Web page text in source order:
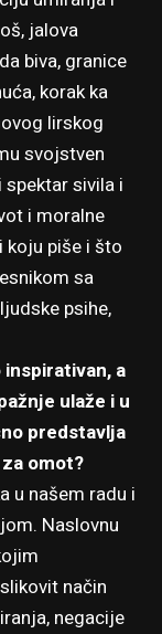
jalova
biva, granice
korak ka
lirskog
svojstven
sivila i
i moralne
koju piše i što
sa
psihe,
a
ulaže i u
predstavlja
omot?
u našem radu i
Naslovnu
način
negacije